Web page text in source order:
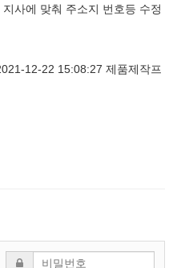
사에 맞춰 주소지 번호등 수정
12-22 15:08:27 제품제작프